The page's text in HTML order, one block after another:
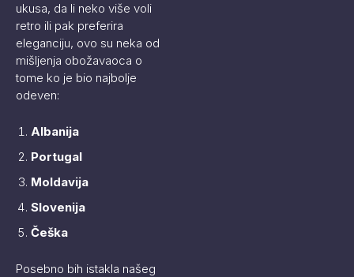
ukusa, da li neko više voli
retro ili pak preferira
eleganciju, ovo su neka od
mišljenja obožavaoca o
tome ko je bio najbolje
odeven:
Albanija
Portugal
Moldavija
Slovenija
Češka
Posebno bih istakla našeg